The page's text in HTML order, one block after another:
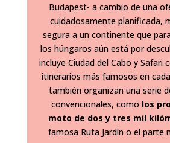
Budapest- a cambio de una
cuidadosamente planificada,
segura a un continente que
los húngaros aún está por
incluye Ciudad del Cabo y Safari
itinerarios más famosos en
también organizan una serie
convencionales, como los
moto de dos y tres mil
famosa Ruta Jardín o el parte